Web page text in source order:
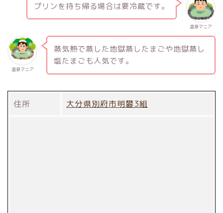
温泉マニア
プリンを持ち帰る場合は要冷蔵です。
温泉マニア
蒸気熱で蒸した地獄蒸したまごや地獄蒸し
塩たまごも人気です。
住所 大分県別府市明礬3組